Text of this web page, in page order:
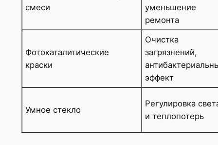
смеси
уменьшение
ремонта
Фотокаталитические
краски
Очистка
загрязнений,
эффект
Умное стекло
Регулировка
и теплопотерь